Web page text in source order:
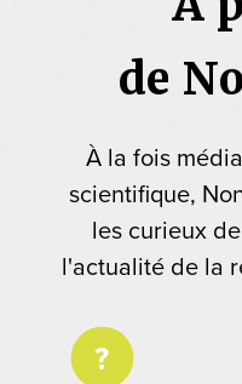
de
À la fois
scientifique,
les curieux
l'actualité de la